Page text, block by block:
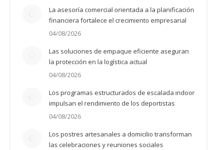
La asesoría comercial orientada a la planificación
financiera fortalece el crecimiento empresarial
04/08/2026
Las soluciones de empaque eficiente aseguran
la protección en la logística actual
04/08/2026
Los programas estructurados de escalada indoor
impulsan el rendimiento de los deportistas
04/08/2026
Los postres artesanales a domicilio transforman
las celebraciones y reuniones sociales